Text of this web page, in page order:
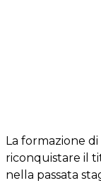
La formazione
riconquistare il
nella passata